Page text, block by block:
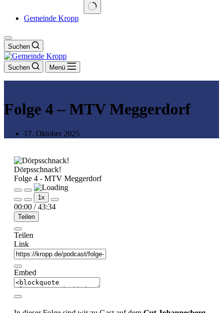
Gemeinde Kropp
Suchen
Suchen Menü
Folge 4 – MTV Meggerdorf
17. Oktober 2025
Dörpsschnack!
Folge 4 - MTV Meggerdorf
Play
Episode
Pause
Episode
1x
00:00 / 43:34
Teilen
Teilen
Link
Embed